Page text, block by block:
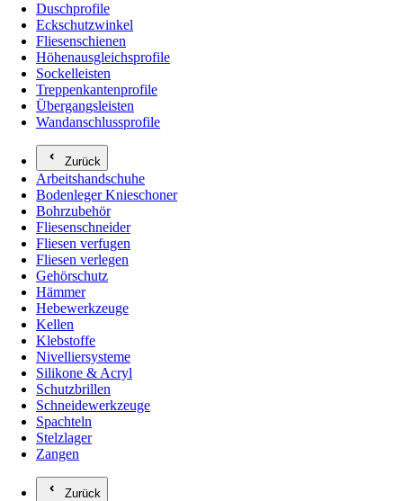
Duschprofile
Eckschutzwinkel
Fliesenschienen
Höhenausgleichsprofile
Sockelleisten
Treppenkantenprofile
Übergangsleisten
Wandanschlussprofile
Zurück
Arbeitshandschuhe
Bodenleger Knieschoner
Bohrzubehör
Fliesenschneider
Fliesen verfugen
Fliesen verlegen
Gehörschutz
Hämmer
Hebewerkzeuge
Kellen
Klebstoffe
Nivelliersysteme
Silikone & Acryl
Schutzbrillen
Schneidewerkzeuge
Spachteln
Stelzlager
Zangen
Zurück